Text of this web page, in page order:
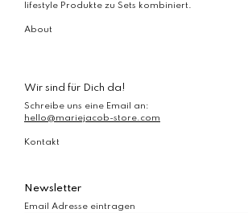
lifestyle Produkte zu Sets kombiniert.
About
Wir sind für Dich da!
Schreibe uns eine Email an:
hello@mariejacob-store.com
Kontakt
Newsletter
Email Adresse eintragen